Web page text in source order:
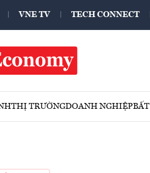
VNE TV TECH CONNECT
THỊ TRƯỜNGDOANH NGHIỆP